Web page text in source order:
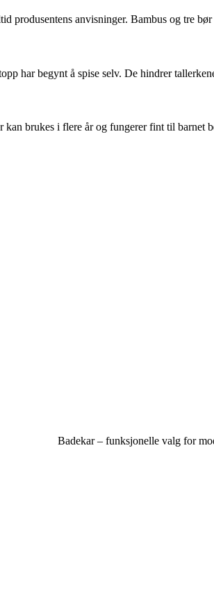
produsentens anvisninger. Bambus og tre
har begynt å spise selv. De hindrer
brukes i flere år og fungerer fint til barnet
Badekar – funksjonelle valg for